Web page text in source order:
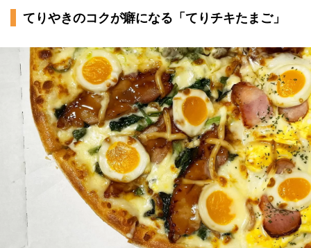
てりやきのコクが癖になる「てりチキたまご」